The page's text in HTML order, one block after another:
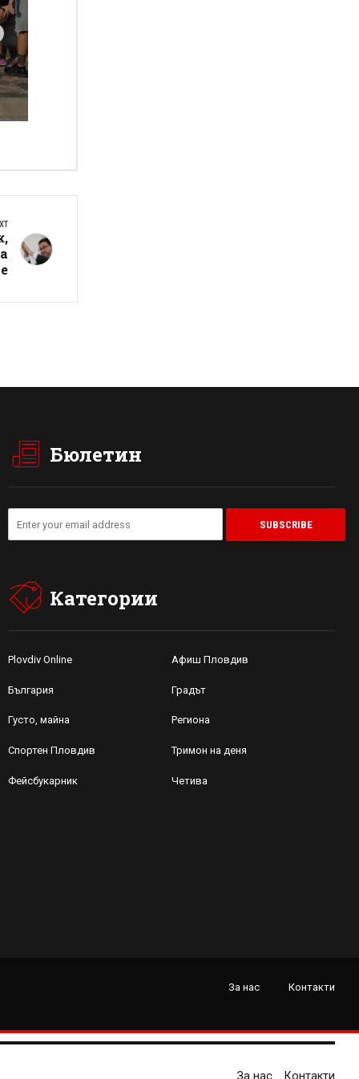
Бюлетин
Категории
Plovdiv Online Афиш Пловдив
България Градът
Густо, майна Региона
Спортен Пловдив Тримон на деня
Фейсбукарник Четива
За нас Контакти